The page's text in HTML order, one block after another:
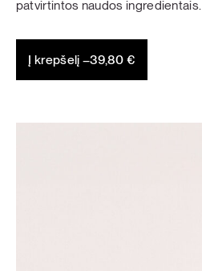
patvirtintos naudos ingredientais.
Į krepšelį –39,80€